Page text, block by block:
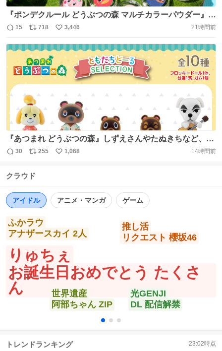
『ポンデクルール どうぶつの森 マルチカラーパウダー』が
2026年9月21日に発売決定！ アイシャドウやフェイスカラ
ップ https://t.co/iHEXHQzmSL (C)Nintendo
https://t.co/1bQdfZ8PMt
返
信
数
15
リ
ポ
ス
ト
数
718
い
い
ね
数
3,446 21時間前
『あつまれ どうぶつの森』しずえさんやたぬきちなど、人
気キャラクターのフロッキードールが9月に発売開始
ど全10種の人気キャラクターが商品化。北海道での一部イ
https://t.co/gYdhdZzqnm
返
数
30
リ
ス
数
255
い
1,068 14時間前
クラウド
アイドル アニメ・マンガ ゲーム
りゅちぇ
お誕生日おめでとう たくさ
ん
推し活
リクエスト 櫻坂46
ふかラウ
アナザースカイ 2人
世界遺産
阿部ちゃん ZIP
光GENJI
DL 配信解禁
トレンドランキング 23:02時点